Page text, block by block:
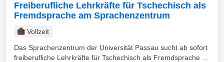
Freiberufliche Lehrkräfte für Tschechisch als
Fremdsprache am Sprachenzentrum
Vollzeit
Das Sprachenzentrum der Universität Passau sucht ab sofort
freiberufliche Lehrkräfte für Tschechisch als Fremdsprache ...